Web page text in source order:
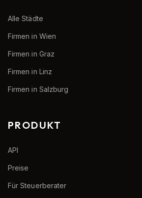
Alle Städte
Firmen in Wien
Firmen in Graz
Firmen in Linz
Firmen in Salzburg
PRODUKT
API
Preise
Für Steuerberater